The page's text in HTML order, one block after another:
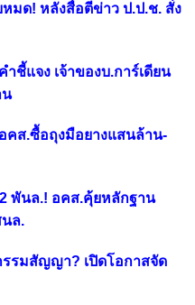
หมด! หลังสื่อตีข่าว ป.ป.ช. สั่ง
ำชี้แจง เจ้าของบ.การ์เดียน
น
คส.ซื้อถุงมือยางแสนล้าน-
พันล.! อคส.คุ้ยหลักฐาน
ล.
รมสัญญา? เปิดโอกาสจัด